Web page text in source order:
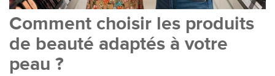
Comment choisir les produits
de beauté adaptés à votre
peau ?